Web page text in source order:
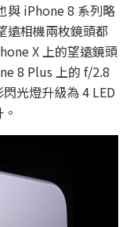
與 iPhone 8 系列略
遠相機兩枚鏡頭都
X 上的望遠鏡頭
8 Plus 上的 f/2.8
光燈升級為 4 LED